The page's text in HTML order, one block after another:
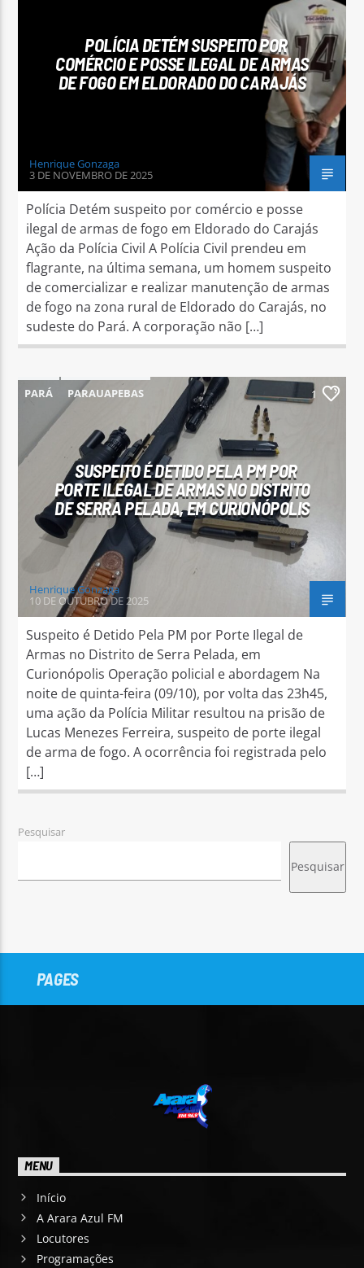
POLÍCIA DETÉM SUSPEITO POR
COMÉRCIO E POSSE ILEGAL DE ARMAS
DE FOGO EM ELDORADO DO CARAJÁS
Henrique Gonzaga
3 DE NOVEMBRO DE 2025
Polícia Detém suspeito por comércio e posse
ilegal de armas de fogo em Eldorado do Carajás
Ação da Polícia Civil A Polícia Civil prendeu em
flagrante, na última semana, um homem suspeito
de comercializar e realizar manutenção de armas
de fogo na zona rural de Eldorado do Carajás, no
sudeste do Pará. A corporação não […]
PARÁ PARAUAPEBAS 1
SUSPEITO É DETIDO PELA PM POR
PORTE ILEGAL DE ARMAS NO DISTRITO
DE SERRA PELADA, EM CURIONÓPOLIS
Henrique Gonzaga
10 DE OUTUBRO DE 2025
Suspeito é Detido Pela PM por Porte Ilegal de
Armas no Distrito de Serra Pelada, em
Curionópolis Operação policial e abordagem Na
noite de quinta-feira (09/10), por volta das 23h45,
uma ação da Polícia Militar resultou na prisão de
Lucas Menezes Ferreira, suspeito de porte ilegal
de arma de fogo. A ocorrência foi registrada pelo
[…]
Pesquisar
Pesquisar
PAGES
MENU
Início
A Arara Azul FM
Locutores
Programações